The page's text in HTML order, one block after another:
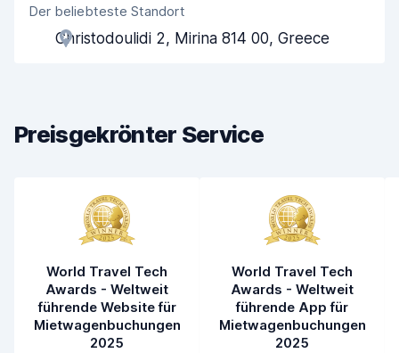
Agenten-Hilfsbereitschaft
Schnelle Abholung
Sauberkeit des Fahrzeugs
Der beliebteste Standort
Christodoulidi 2, Mirina 814 00, Greece
Preisgekrönter Service
World Travel Tech
Awards - Weltweit
führende Website für
Mietwagenbuchungen
2025
World Travel Tech
Awards - Weltweit
führende App für
Mietwagenbuchungen
2025